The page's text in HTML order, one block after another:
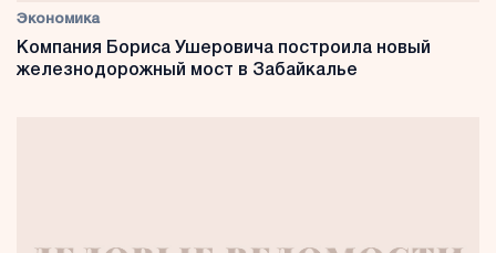
Экономика
Компания Бориса Ушеровича построила новый
железнодорожный мост в Забайкалье